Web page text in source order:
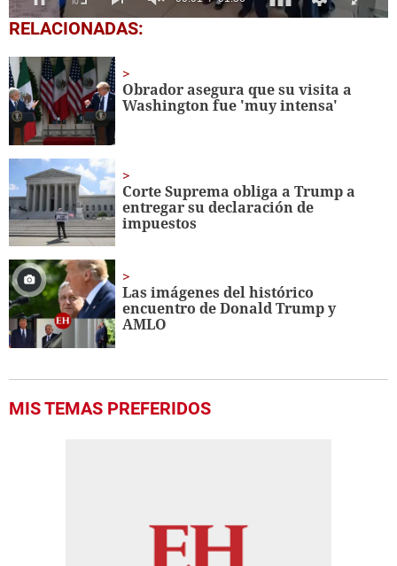
0
of
minute,
56
seconds
RELACIONADAS:
Obrador asegura que su visita a
Washington fue 'muy intensa'
Corte Suprema obliga a Trump a
entregar su declaración de
impuestos
Las imágenes del histórico
encuentro de Donald Trump y
AMLO
MIS TEMAS PREFERIDOS